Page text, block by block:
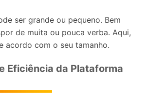
ser grande ou pequeno. Bem
de muita ou pouca verba. Aqui,
acordo com o seu tamanho.
Eficiência da Plataforma